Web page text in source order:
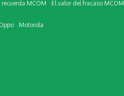
recuerda MCOM El valor del fracaso MCOM
Motorola